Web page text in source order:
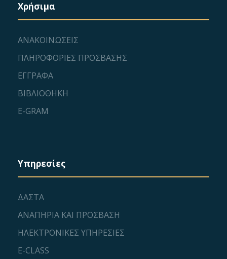
Χρήσιμα
ΑΝΑΚΟΙΝΩΣΕΙΣ
ΠΛΗΡΟΦΟΡΙΕΣ ΠΡΟΣΒΑΣΗΣ
ΕΓΓΡΑΦΑ
ΒΙΒΛΙΟΘΗΚΗ
E-GRAM
Υπηρεσίες
ΔΑΣΤΑ
ΑΝΑΠΗΡΙΑ ΚΑΙ ΠΡΟΣΒΑΣΗ
ΗΛΕΚΤΡΟΝΙΚΕΣ ΥΠΗΡΕΣΙΕΣ
E-CLASS